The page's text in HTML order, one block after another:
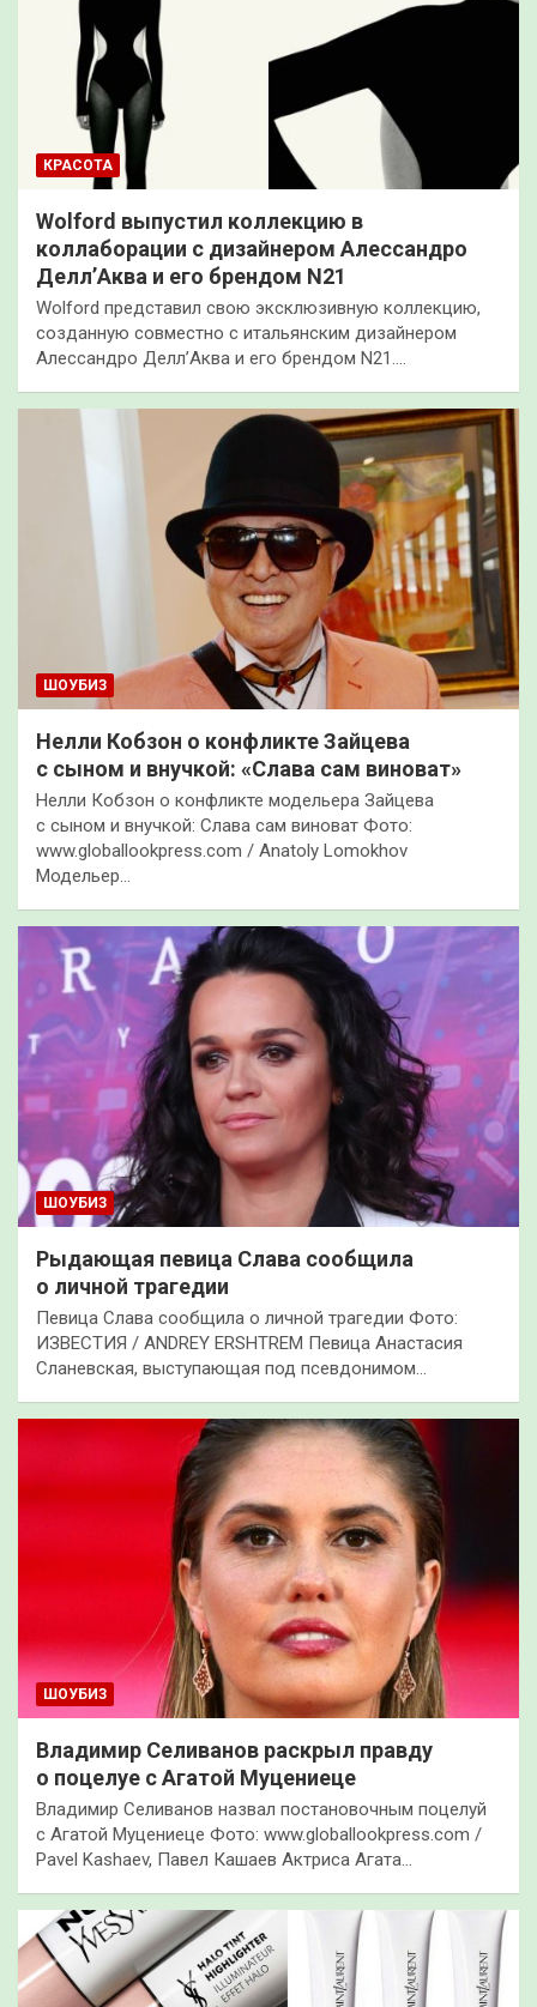
КРАСОТА
Wolford выпустил коллекцию в
коллаборации с дизайнером Алессандро
Делл’Аква и его брендом N21
Wolford представил свою эксклюзивную коллекцию,
созданную совместно с итальянским дизайнером
Алессандро Делл’Аква и его брендом N21.…
ШОУБИЗ
Нелли Кобзон о конфликте Зайцева
с сыном и внучкой: «Слава сам виноват»
Нелли Кобзон о конфликте модельера Зайцева
с сыном и внучкой: Слава сам виноват Фото:
www.globallookpress.com / Anatoly Lomokhov
Модельер…
ШОУБИЗ
Рыдающая певица Слава сообщила
о личной трагедии
Певица Слава сообщила о личной трагедии Фото:
ИЗВЕСТИЯ / ANDREY ERSHTREM Певица Анастасия
Сланевская, выступающая под псевдонимом…
ШОУБИЗ
Владимир Селиванов раскрыл правду
о поцелуе с Агатой Муцениеце
Владимир Селиванов назвал постановочным поцелуй
с Агатой Муцениеце Фото: www.globallookpress.com /
Pavel Kashaev, Павел Кашаев Актриса Агата…